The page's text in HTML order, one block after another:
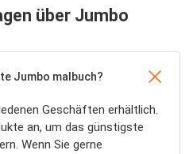
über Jumbo
Jumbo malbuch?
Geschäften erhältlich.
an, um das günstigste
Wenn Sie gerne